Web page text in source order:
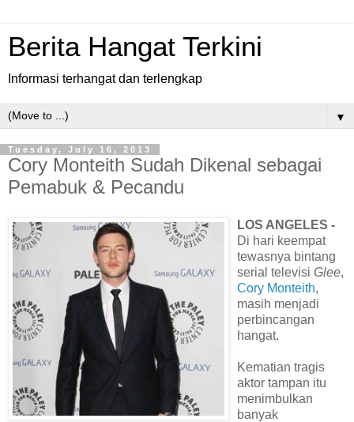
Berita Hangat Terkini
Informasi terhangat dan terlengkap
▼
Tuesday, July 16, 2013
Cory Monteith Sudah Dikenal sebagai
Pemabuk & Pecandu
LOS ANGELES -
Di hari keempat
tewasnya bintang
serial televisi Glee,
Cory Monteith,
masih menjadi
perbincangan
hangat.
Kematian tragis
aktor tampan itu
menimbulkan
banyak